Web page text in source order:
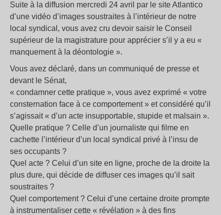
Suite à la diffusion mercredi 24 avril par le site Atlantico
d’une vidéo d’images soustraites à l’intérieur de notre
local syndical, vous avez cru devoir saisir le Conseil
supérieur de la magistrature pour apprécier s’il y a eu «
manquement à la déontologie ».
Vous avez déclaré, dans un communiqué de presse et
devant le Sénat,
« condamner cette pratique », vous avez exprimé « votre
consternation face à ce comportement » et considéré qu’il
s’agissait « d’un acte insupportable, stupide et malsain ».
Quelle pratique ? Celle d’un journaliste qui filme en
cachette l’intérieur d’un local syndical privé à l’insu de
ses occupants ?
Quel acte ? Celui d’un site en ligne, proche de la droite la
plus dure, qui décide de diffuser ces images qu’il sait
soustraites ?
Quel comportement ? Celui d’une certaine droite prompte
à instrumentaliser cette « révélation » à des fins